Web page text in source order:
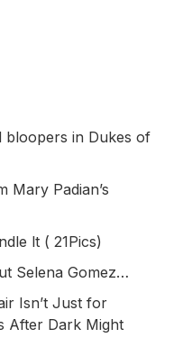
bloopers in Dukes of
Mary Padian’s
lt ( 21Pics)
Selena Gomez…
Isn’t Just for
After Dark Might